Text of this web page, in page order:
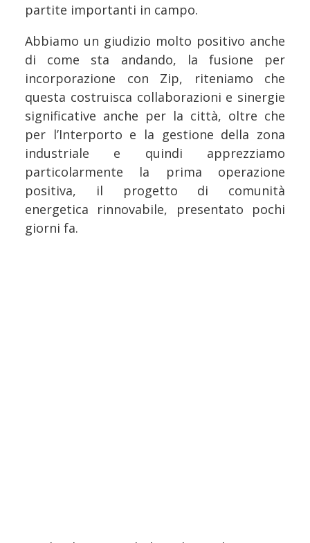
partite importanti in campo.
Abbiamo un giudizio molto positivo anche
di come sta andando, la fusione per
incorporazione con Zip, riteniamo che
questa costruisca collaborazioni e sinergie
significative anche per la città, oltre che
per l’Interporto e la gestione della zona
industriale e quindi apprezziamo
particolarmente la prima operazione
positiva, il progetto di comunità
energetica rinnovabile, presentato pochi
giorni fa.